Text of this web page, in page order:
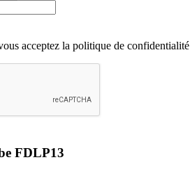
acceptez la politique de confidentialité
FDLP13